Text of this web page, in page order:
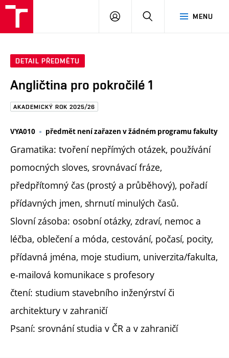
Brno
MENU
PŘIHLÁSIT
DETAIL PŘEDMĚTU
Angličtina pro pokročilé 1
AKADEMICKÝ ROK 2025/26
VYA010 předmět není zařazen v žádném programu fakulty
Gramatika: tvoření nepřímých otázek, používání
pomocných sloves, srovnávací fráze,
předpřítomný čas (prostý a průběhový), pořadí
přídavných jmen, shrnutí minulých časů.
Slovní zásoba: osobní otázky, zdraví, nemoc a
léčba, oblečení a móda, cestování, počasí, pocity,
přídavná jména, moje studium, univerzita/fakulta,
e-mailová komunikace s profesory
čtení: studium stavebního inženýrství či
architektury v zahraničí
Psaní: srovnání studia v ČR a v zahraničí